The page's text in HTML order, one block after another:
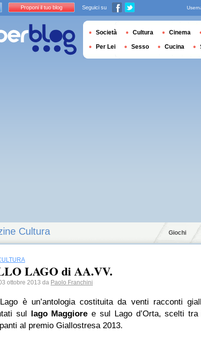
Cultura Giochi
LAGO di AA.VV.
ottobre 2013 da Paolo Franchini
è un’antologia costituita da venti racconti
sul lago Maggiore e sul Lago d’Orta, scelti tra
al premio Giallostresa 2013.
Proponi il tuo blog Seguici su
Società Cultura Cinema
Per Lei Sesso Cucina